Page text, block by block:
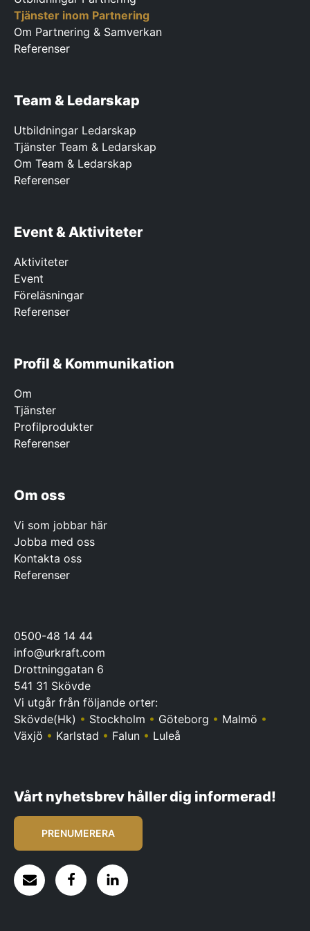
Tjänster inom Partnering
Om Partnering & Samverkan
Referenser
Team & Ledarskap
Utbildningar Ledarskap
Tjänster Team & Ledarskap
Om Team & Ledarskap
Referenser
Event & Aktiviteter
Aktiviteter
Event
Föreläsningar
Referenser
Profil & Kommunikation
Om
Tjänster
Profilprodukter
Referenser
Om oss
Vi som jobbar här
Jobba med oss
Kontakta oss
Referenser
0500-48 14 44
info@urkraft.com
Drottninggatan 6
541 31 Skövde
Vi utgår från följande orter:
Skövde(Hk) • Stockholm • Göteborg • Malmö •
Växjö • Karlstad • Falun • Luleå
Vårt nyhetsbrev håller dig informerad!
PRENUMERERA